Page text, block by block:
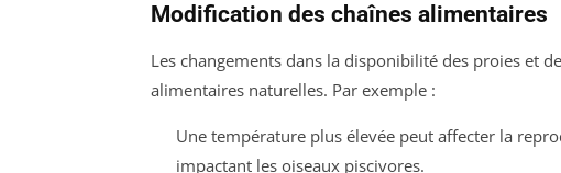
Modification des chaînes alimentaires
Les changements dans la disponibilité des proies et
alimentaires naturelles. Par exemple :
Une température plus élevée peut affecter la
impactant les oiseaux piscivores.